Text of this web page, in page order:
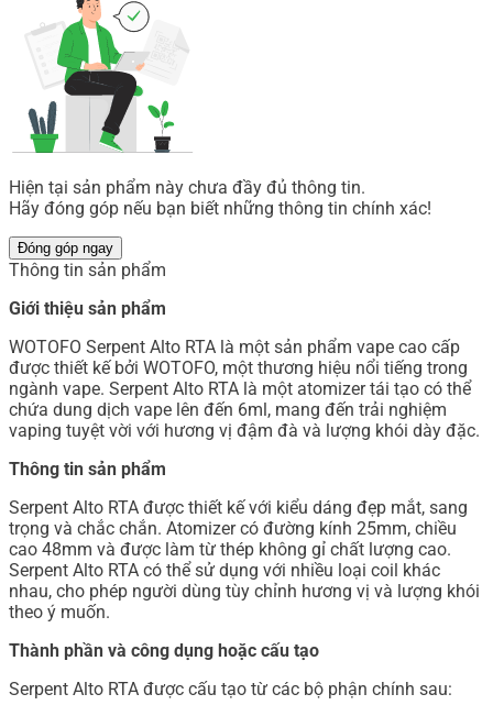
Hiện tại sản phẩm này chưa đầy đủ thông tin.
Hãy đóng góp nếu bạn biết những thông tin chính xác!
Đóng góp ngay
Thông tin sản phẩm
Giới thiệu sản phẩm
WOTOFO Serpent Alto RTA là một sản phẩm vape cao cấp
được thiết kế bởi WOTOFO, một thương hiệu nổi tiếng trong
ngành vape. Serpent Alto RTA là một atomizer tái tạo có thể
chứa dung dịch vape lên đến 6ml, mang đến trải nghiệm
vaping tuyệt vời với hương vị đậm đà và lượng khói dày đặc.
Thông tin sản phẩm
Serpent Alto RTA được thiết kế với kiểu dáng đẹp mắt, sang
trọng và chắc chắn. Atomizer có đường kính 25mm, chiều
cao 48mm và được làm từ thép không gỉ chất lượng cao.
Serpent Alto RTA có thể sử dụng với nhiều loại coil khác
nhau, cho phép người dùng tùy chỉnh hương vị và lượng khói
theo ý muốn.
Thành phần và công dụng hoặc cấu tạo
Serpent Alto RTA được cấu tạo từ các bộ phận chính sau: